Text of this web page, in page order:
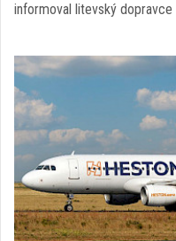
informoval litevský